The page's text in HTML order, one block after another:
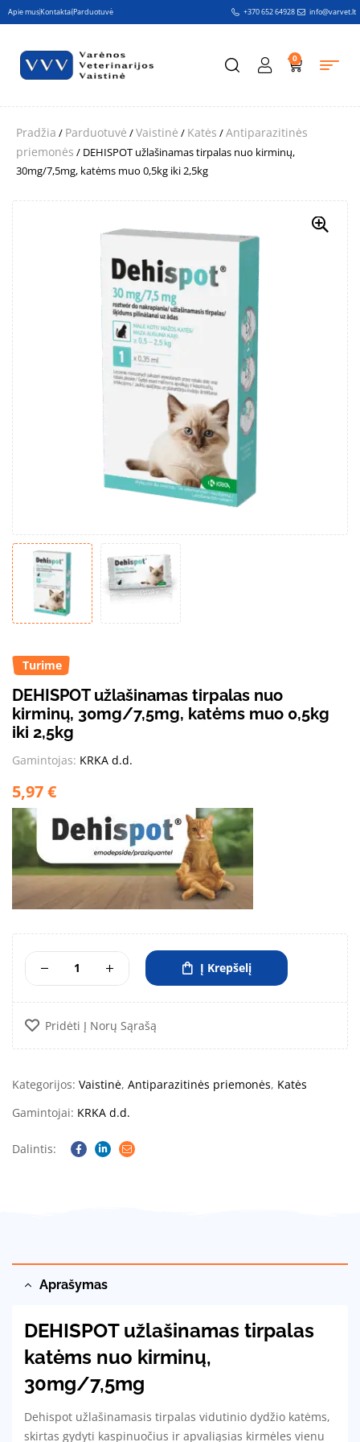
Apie musKontaktaiParduotuvė +370 652 64928 info@varvet.lt
0
Pradžia / Parduotuvė /Vaistinė / Katės /Antiparazitinės
priemonės / DEHISPOT užlašinamas tirpalas nuo kirminų,
30mg/7,5mg, katėms muo 0,5kg iki 2,5kg
Turime
DEHISPOT užlašinamas tirpalas nuo
kirminų, 30mg/7,5mg, katėms muo 0,5kg
iki 2,5kg
Gamintojas: KRKA d.d.
5,97€
Į Krepšelį
Pridėti Į Norų Sąrašą
Kategorijos: Vaistinė, Antiparazitinės priemonės, Katės
Gamintojai: KRKA d.d.
Dalintis:
Facebook
Linkedin
Email
Aprašymas
DEHISPOT užlašinamas tirpalas
katėms nuo kirminų,
30mg/7,5mg
Dehispot užlašinamasis tirpalas vidutinio dydžio katėms,
skirtas gydyti kaspinuočius ir apvaliąsias kirmėles vienu